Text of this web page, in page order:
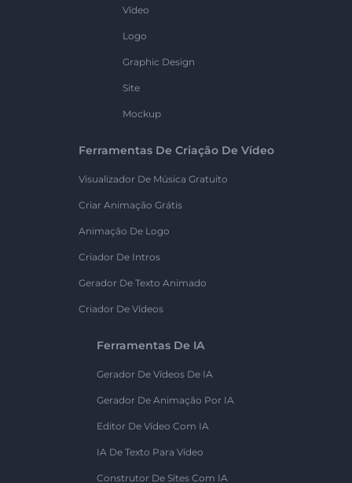
Vídeo
Logo
Graphic Design
Site
Mockup
Ferramentas De Criação De Vídeo
Visualizador De Música Gratuito
Criar Animação Grátis
Animação De Logo
Criador De Intros
Gerador De Texto Animado
Criador De Vídeos
Ferramentas De IA
Gerador De Vídeos De IA
Gerador De Animação Por IA
Editor De Vídeo Com IA
IA De Texto Para Vídeo
Construtor De Sites Com IA